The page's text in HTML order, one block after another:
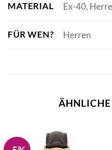
MATERIAL Ex-40,
FÜR WEN? Herren